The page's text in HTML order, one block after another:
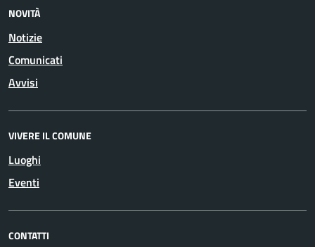
NOVITÀ
Notizie
Comunicati
Avvisi
VIVERE IL COMUNE
Luoghi
Eventi
CONTATTI